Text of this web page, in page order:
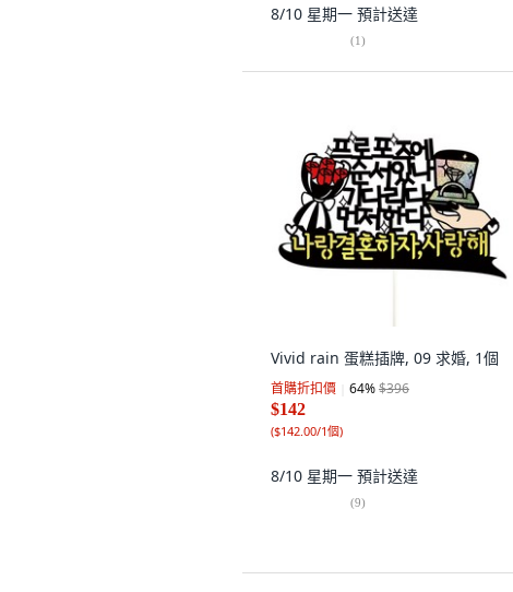
8/10 星期一 預計送達
(1)
Vivid rain 蛋糕插牌, 09 求婚, 1個
首購折扣價 64%$396
$142
($142.00/1個)
8/10 星期一 預計送達
(9)